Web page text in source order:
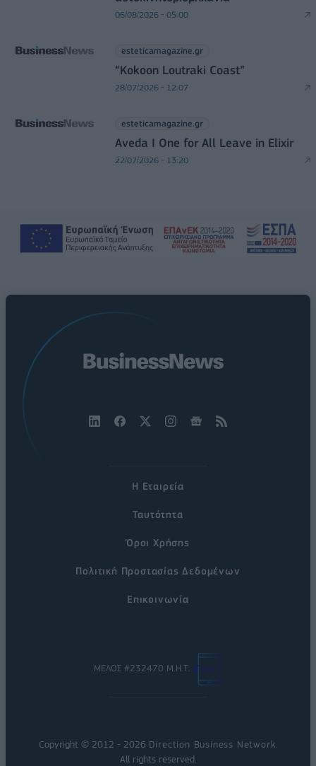
06/08/2026 - 05:00
esteticamagazine.gr
“Kokoon Loutraki Coast”
28/07/2026 - 12:07
esteticamagazine.gr
Aveda I One for All Leave in Elixir
22/07/2026 - 13:20
Η Εταιρεία
Ταυτότητα
Όροι Χρήσης
Πολιτική Προστασίας Δεδομένων
Επικοινωνία
ΜΕΛΟΣ #232470 Μ.Η.Τ.
Copyright © 2012 - 2026 Direction Business Network
All rights reserved.